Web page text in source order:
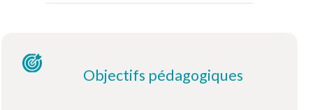
Objectifs pédagogiques